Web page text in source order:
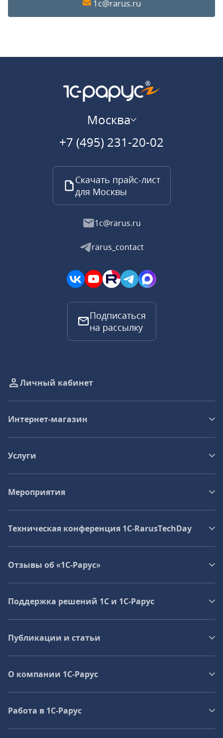
1c@rarus.ru
Москва
+7 (495) 231-20-02
Скачать прайс-лист
для Москвы
1c@rarus.ru
rarus_contact
Подписаться
на рассылку
Личный кабинет
Интернет-магазин
Услуги
Мероприятия
Техническая конференция 1C‑RarusTechDay
Отзывы об «1С-Рарус»
Поддержка решений 1С и 1С‑Рарус
Публикации и статьи
О компании 1C-Рарус
Работа в 1С‑Рарус